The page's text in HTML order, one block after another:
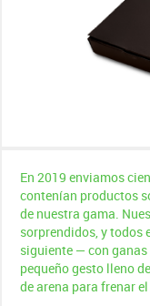
En 2019 enviamos
contenían productos
de nuestra gama.
sorprendidos, y todos
siguiente — con
pequeño gesto lleno
de arena para frenar